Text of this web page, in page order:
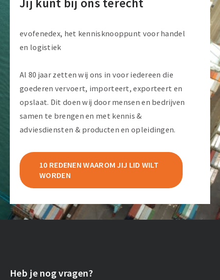
evofenedex, het kennisknooppunt voor handel
en logistiek
Al 80 jaar zetten wij ons in voor iedereen die
goederen vervoert, importeert, exporteert en
opslaat. Dit doen wij door mensen en bedrijven
samen te brengen en met kennis &
adviesdiensten & producten en opleidingen.
10 REDENEN WAAROM JIJ LID WILT
WORDEN
Heb je nog vragen?